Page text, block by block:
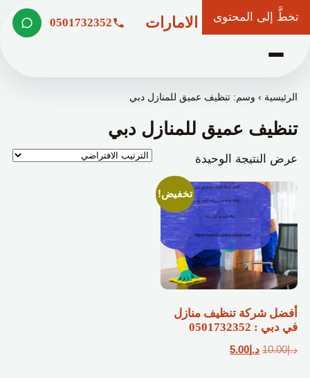
تخطَّ إلى المحتوى
شركة وعد الامارات 0501732352
الرئيسية ›وسم: تنظيف عميق للمنازل دبي
تنظيف عميق للمنازل دبي
عرض النتيجة الوحيدة
تخفيض!
أفضل شركة تنظيف منازل
في دبي : 0501732352
د.إ10.00 السعر
د.إ 5.00السعر